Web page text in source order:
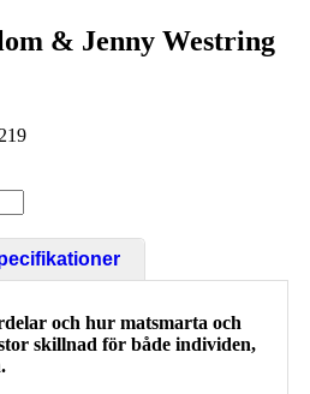
& Jenny Westring
och hur matsmarta och
skillnad för både individen,